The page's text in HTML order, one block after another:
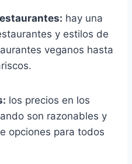
hay una
y estilos de
veganos hasta
los precios en los
son razonables y
opciones para todos